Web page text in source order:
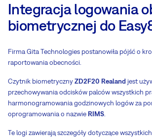
Integracja logowania
biometrycznej do
Firma Gita Technologies postanowiła pójść o
raportowania obecności.
Czytnik biometrycznyZD2F20 Realand jest
przechowywania odcisków palców wszystkich
harmonogramowania godzinowych logów za
oprogramowania o nazwie RIMS
Te logi zawierają szczegóły dotyczące wszystkich